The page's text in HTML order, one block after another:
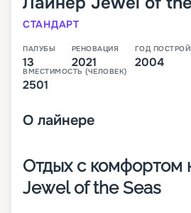
СТАНДАРТ
ПАЛУБЫ
13
РЕНОВАЦИЯ
2021
ГОД
2004
ВМЕСТИМОСТЬ (ЧЕЛОВЕК)
2501
О лайнере
Отдых с комфортом
Jewel of the Seas